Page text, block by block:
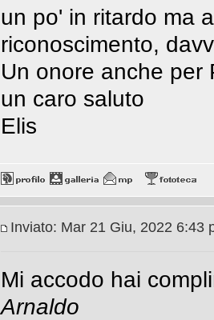
un po' in ritardo ma
riconoscimento,
Un onore anche per
un caro saluto
Elis
Inviato: Mar 21 Giu, 2022 6:43
Mi accodo hai
Arnaldo